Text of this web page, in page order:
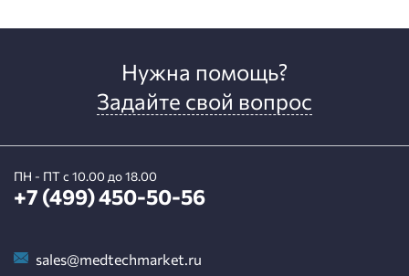
Нужна помощь?
Задайте свой вопрос
ПН - ПТ с 10.00 до 18.00
+7 (499) 450-50-56
sales@medtechmarket.ru